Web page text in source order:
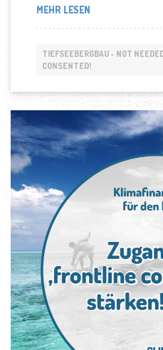
MEHR LESEN„TIEFSEEBERGBAU
TIEFSEEBERGBAU - NOT
CONSENTED!